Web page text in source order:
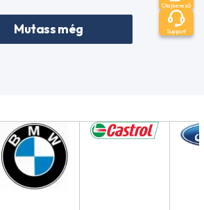
Mutass még
Olajkereső
Support